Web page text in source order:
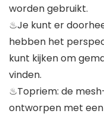
worden gebruikt.
♨Je kunt er
hebben het
kunt kijken om
vinden.
♨Topriem: de
ontworpen met